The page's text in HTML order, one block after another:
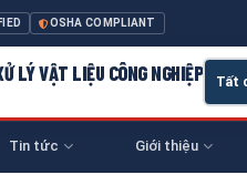
OSHA COMPLIANT
LÝ VẬT LIỆU CÔNG NGHIỆP
Tin tức Giới thiệu